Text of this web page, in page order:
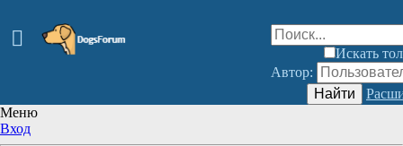
Искать
Автор:
Найти
Меню
Вход